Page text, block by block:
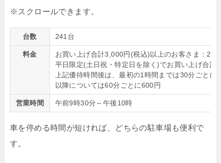
台数 241台
料金
お買い上げ合計3,000円(税込)以上のお客さま：2時
平日限定(土日祝・特定日を除く)でお買い上げ合
上記優待時間後は、最初の1時間までは30分ごとに
以降については60分ごとに600円
営業時間 午前9時30分～午後10時
車を停める時間が短ければ、どちらの駐車場も便利で
す。